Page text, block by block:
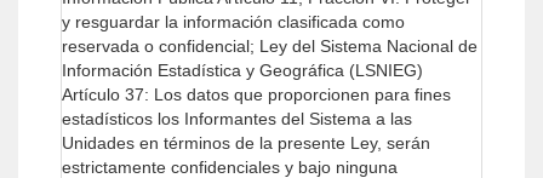
y resguardar la información clasificada como
reservada o confidencial; Ley del Sistema Nacional de
Información Estadística y Geográfica (LSNIEG)
Artículo 37: Los datos que proporcionen para fines
estadísticos los Informantes del Sistema a las
Unidades en términos de la presente Ley, serán
estrictamente confidenciales y bajo ninguna